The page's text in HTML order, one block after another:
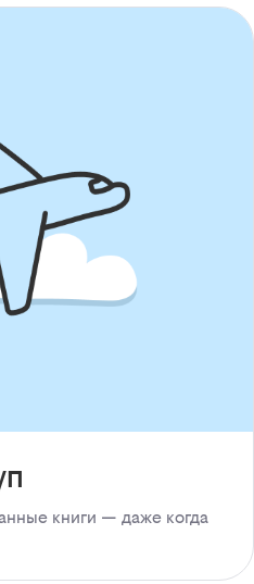
книги — даже когда